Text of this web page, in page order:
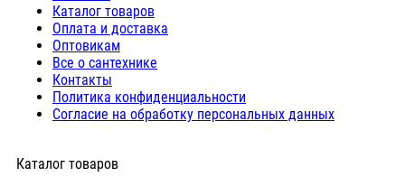
Каталог товаров
Оплата и доставка
Оптовикам
Все о сантехнике
Контакты
Политика конфиденциальности
Согласие на обработку персональных данных
Каталог товаров